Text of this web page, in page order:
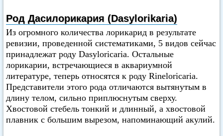
Род Дасилорикария (Dasylorikaria)
Из огромного количества лорикарид в результате
ревизии, проведенной систематиками, 5 видов сейчас
принадлежат роду Dasyloricaria. Остальные
лорикарии, встречающиеся в аквариумной
литературе, теперь относятся к роду Rineloricaria.
Представители этого рода отличаются вытянутым в
длину телом, сильно приплюснутым сверху.
Хвостовой стебель тонкий и длинный, а хвостовой
плавник с большим вырезом, напоминающий акулий.